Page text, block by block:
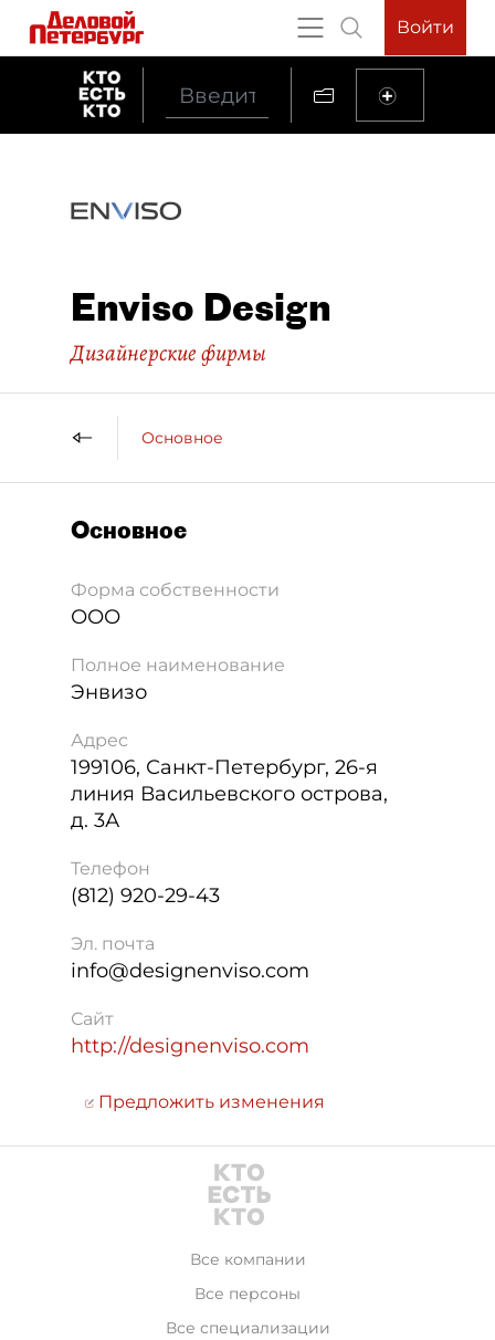
Войти
Enviso Design
Дизайнерские фирмы
Основное
Основное
Форма собственности
ООО
Полное наименование
Энвизо
Адрес
199106, Санкт-Петербург, 26-я
линия Васильевского острова,
д. 3А
Телефон
(812) 920-29-43
Эл. почта
info@designenviso.com
Сайт
http://designenviso.com
Предложить изменения
Все компании
Все персоны
Все специализации